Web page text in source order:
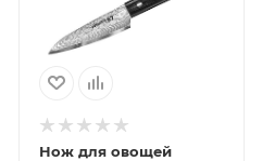
Нож для овощей